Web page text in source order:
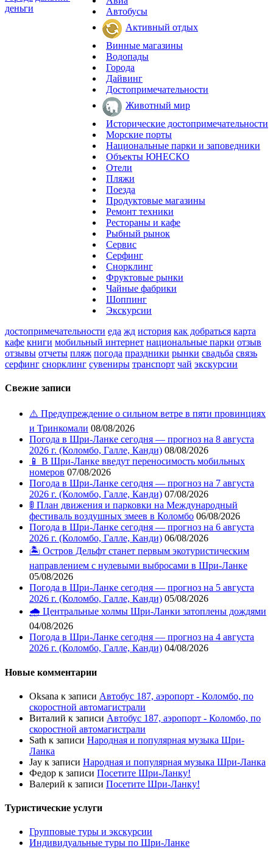
Автобусы
Активный отдых
Винные магазины
Водопады
Города
Дайвинг
Достопримечательности
Животный мир
Исторические достопримечательности
Морские порты
Национальные парки и заповедники
Объекты ЮНЕСКО
Отели
Пляжи
Поезда
Продуктовые магазины
Ремонт техники
Рестораны и кафе
Рыбный рынок
Сервис
Серфинг
Снорклинг
Фруктовые рынки
Чайные фабрики
Шоппинг
Экскурсии
деньги
достопримечательности еда жд история как добраться карта
кафе книги мобильный интернет национальные парки отзыв
отзывы отчеты пляж погода праздники рынки свадьба связь
серфинг снорклинг сувениры транспорт чай экскурсии
Свежие записи
⚠️ Предупреждение о сильном ветре в пяти провинциях
и Тринкомали 08/08/2026
Погода в Шри-Ланке сегодня — прогноз на 8 августа
2026 г. (Коломбо, Галле, Канди) 08/08/2026
📱 В Шри-Ланке введут переносимость мобильных
номеров 07/08/2026
Погода в Шри-Ланке сегодня — прогноз на 7 августа
2026 г. (Коломбо, Галле, Канди) 07/08/2026
🚦 План движения и парковки на Международный
фестиваль воздушных змеев в Коломбо 06/08/2026
Погода в Шри-Ланке сегодня — прогноз на 6 августа
2026 г. (Коломбо, Галле, Канди) 06/08/2026
🏝️ Остров Дельфт станет первым экотуристическим
направлением с нулевыми выбросами в Шри-Ланке
05/08/2026
Погода в Шри-Ланке сегодня — прогноз на 5 августа
2026 г. (Коломбо, Галле, Канди) 05/08/2026
🌧️ Центральные холмы Шри-Ланки затоплены дождями
04/08/2026
Погода в Шри-Ланке сегодня — прогноз на 4 августа
2026 г. (Коломбо, Галле, Канди) 04/08/2026
Новые комментарии
Oksana к записи Автобус 187, аэропорт - Коломбо, по
скоростной автомагистрали
Виталий к записи Автобус 187, аэропорт - Коломбо, по
скоростной автомагистрали
Sath к записи Народная и популярная музыка Шри-
Ланка
Jay к записи Народная и популярная музыка Шри-Ланка
Федор к записи Посетите Шри-Ланку!
Валерий к записи Посетите Шри-Ланку!
Туристические услуги
Групповые туры и экскурсии
Индивидуальные туры по Шри-Ланке